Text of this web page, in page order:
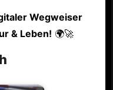
Wegweiser
& Leben! 🌍🚀